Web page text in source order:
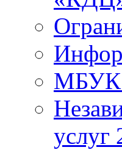
МБУК
услуг